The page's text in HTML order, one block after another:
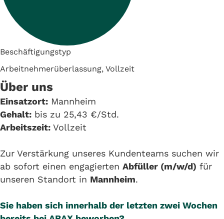
Beschäftigungstyp
Arbeitnehmerüberlassung, Vollzeit
Über uns
Einsatzort: Mannheim
Gehalt: bis zu 25,43 €/Std.
Arbeitszeit: Vollzeit
Zur Verstärkung unseres Kundenteams suchen wir
ab sofort einen engagierten Abfüller (m/w/d) für
unseren Standort in Mannheim.
Sie haben sich innerhalb der letzten zwei Wochen